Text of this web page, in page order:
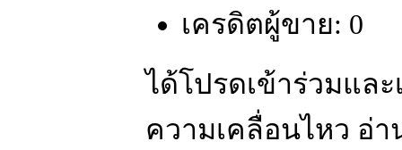
เครดิตผู้ขาย: 0
ได้โปรดเข้าร่วมแล
ความเคลื่อนไหว อ่